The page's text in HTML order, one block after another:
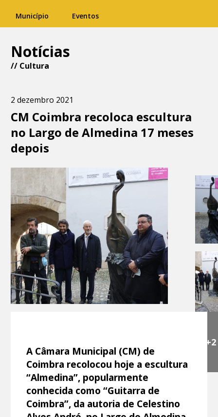
Município Eventos
Notícias
// Cultura
2 dezembro 2021
CM Coimbra recoloca escultura
no Largo de Almedina 17 meses
depois
+2
A Câmara Municipal (CM) de
Coimbra recolocou hoje a escultura
“Almedina”, popularmente
conhecida como “Guitarra de
Coimbra”, da autoria de Celestino